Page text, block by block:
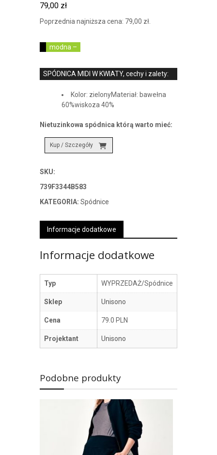
79,00 zł
Poprzednia najniższa cena: 79,00 zł.
modna –
SPÓDNICA MIDI W KWIATY, cechy i zalety:
Kolor: zielonyMateriał: bawełna
60%wiskoza 40%
Nietuzinkowa spódnica którą warto mieć:
Kup / Szczegóły
SKU:
739F3344B583
KATEGORIA: Spódnice
Informacje dodatkowe
Informacje dodatkowe
Typ WYPRZEDAŻ/Spódnice
Sklep Unisono
Cena 79.0 PLN
Projektant Unisono
Podobne produkty